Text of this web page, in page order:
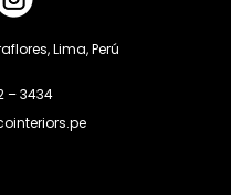
Lima, Perú
– 3434